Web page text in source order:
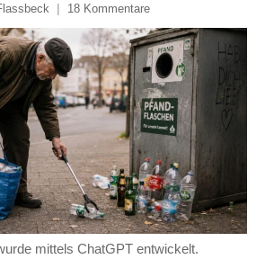
18 Kommentare
mittels ChatGPT entwickelt.